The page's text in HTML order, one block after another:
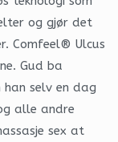
og gjør det
Comfeel® Ulcus
Gud ba
selv en dag
alle andre
sex at